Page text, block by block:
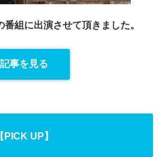
組に出演させて頂きました。
記事を見る
【PICK UP】